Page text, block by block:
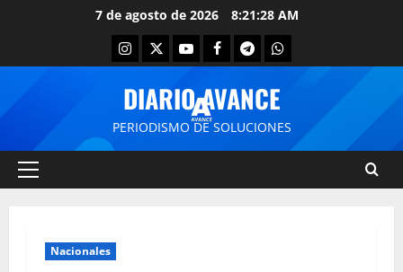
7 de agosto de 2026 8:21:28 AM
DIARIO AVANCE
PERIODISMO DE SOLUCIONES
Nacionales